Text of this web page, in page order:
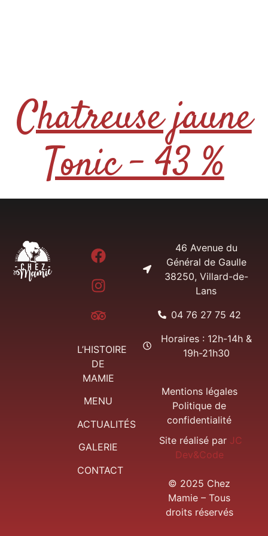
Chatreuse jaune
Tonic – 43 %
L’HISTOIRE
DE
MAMIE
MENU
ACTUALITÉS
GALERIE
CONTACT
46 Avenue du
Général de Gaulle
38250, Villard-de-
Lans
04 76 27 75 42
Horaires : 12h-14h &
19h-21h30
Mentions légales
Politique de
confidentialité
Site réalisé par JC
Dev&Code
© 2025 Chez
Mamie – Tous
droits réservés